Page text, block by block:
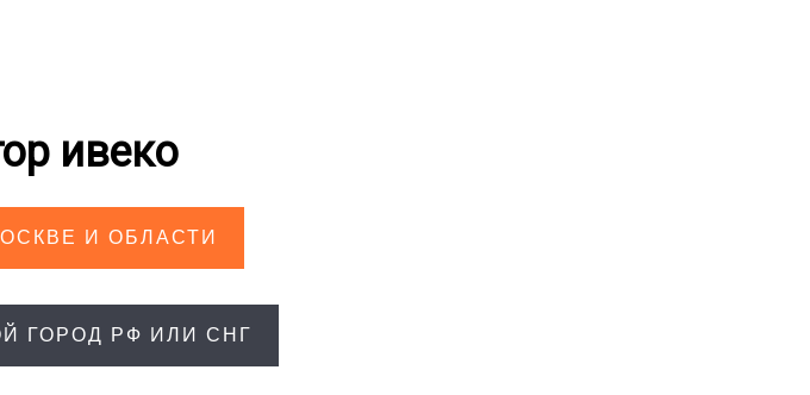
ивеко
И ОБЛАСТИ
ГОРОД РФ ИЛИ СНГ